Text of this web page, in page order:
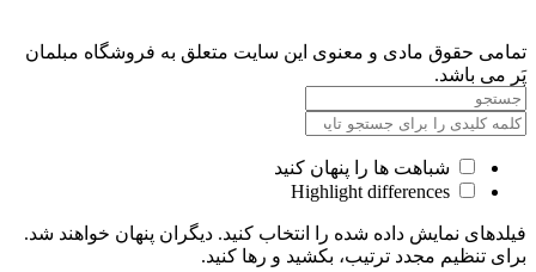
تمامی حقوق مادی و معنوی این سایت متعلق به فروشگاه مبلمان
پَر می باشد.
شباهت ها را پنهان کنید
Highlight differences
فیلدهای نمایش داده شده را انتخاب کنید. دیگران پنهان خواهند شد.
برای تنظیم مجدد ترتیب، بکشید و رها کنید.